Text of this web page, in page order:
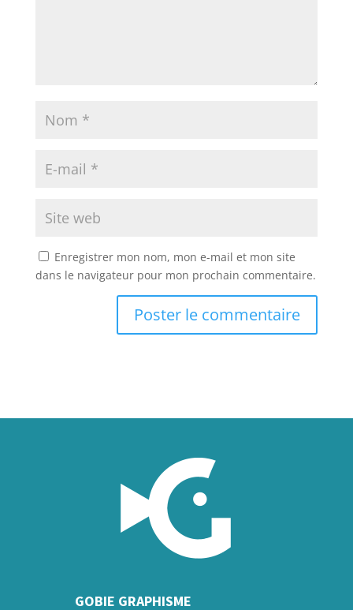
Enregistrer mon nom, mon e-mail et mon site
dans le navigateur pour mon prochain commentaire.
GOBIE GRAPHISME